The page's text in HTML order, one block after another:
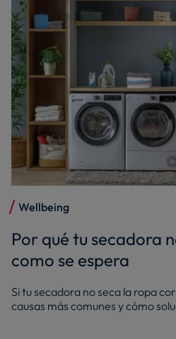
Wellbeing
Por qué tu secadora
como se espera
Si tu secadora no seca la ropa
causas más comunes y cómo